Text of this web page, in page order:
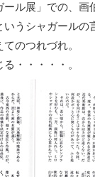
ル展」での、画
いうシャガールの
のつれづれ。
・・・・・。